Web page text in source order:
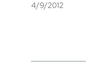
4/9/2012